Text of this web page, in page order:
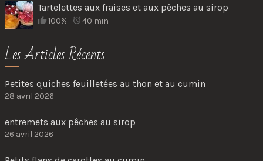
Tartelettes aux fraises et aux pêches au sirop
100% 40 min
Les Articles Récents
Petites quiches feuilletées au thon et au cumin
28 avril 2026
entremets aux pêches au sirop
26 avril 2026